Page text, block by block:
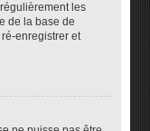
les
de la base de
enregistrer et